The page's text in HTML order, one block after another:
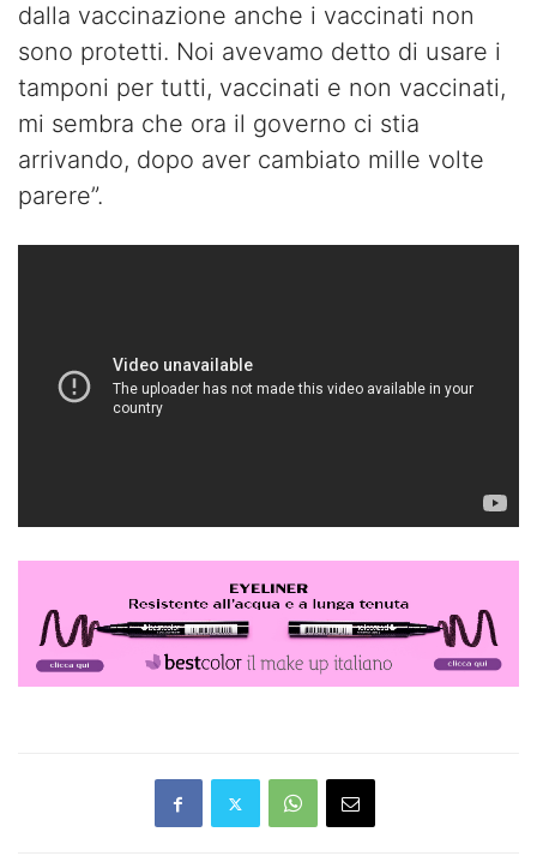
dalla vaccinazione anche i vaccinati non
sono protetti. Noi avevamo detto di usare i
tamponi per tutti, vaccinati e non vaccinati,
mi sembra che ora il governo ci stia
arrivando, dopo aver cambiato mille volte
parere”.